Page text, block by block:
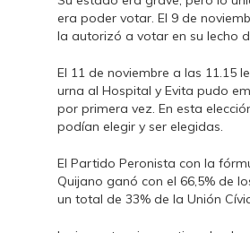
era poder votar. El 9 de
la autorizó a votar en su lecho
El 11 de noviembre a las 11.15
urna al Hospital y Evita pudo
por primera vez. En esta
podían elegir y ser elegidas.
El Partido Peronista con la
Quijano ganó con el 66,5% de
un total de 33% de la Unión